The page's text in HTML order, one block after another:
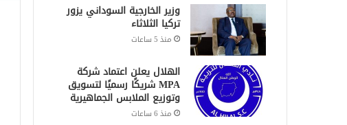
وزير الخارجية السوداني يزور
تركيا الثلاثاء
منذ 5 ساعات
الهلال يعلن اعتماد شركة
MPA شريكًا رسميًا لتسويق
وتوزيع الملابس الجماهيرية
منذ 6 ساعات